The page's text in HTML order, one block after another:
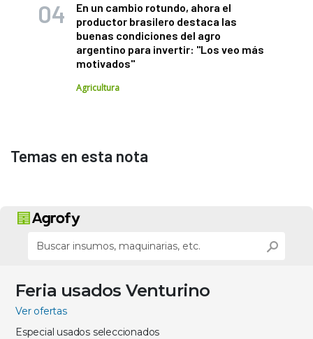
En un cambio rotundo, ahora el
productor brasilero destaca las
buenas condiciones del agro
argentino para invertir: "Los veo más
motivados"
Agricultura
Temas en esta nota
Feria usados Venturino
Ver ofertas
Especial usados seleccionados